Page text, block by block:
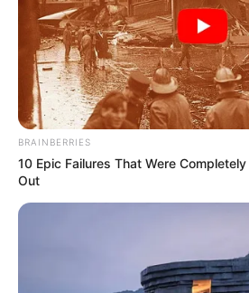
BRAINBERRIES
10 Epic Failures That Were
Out